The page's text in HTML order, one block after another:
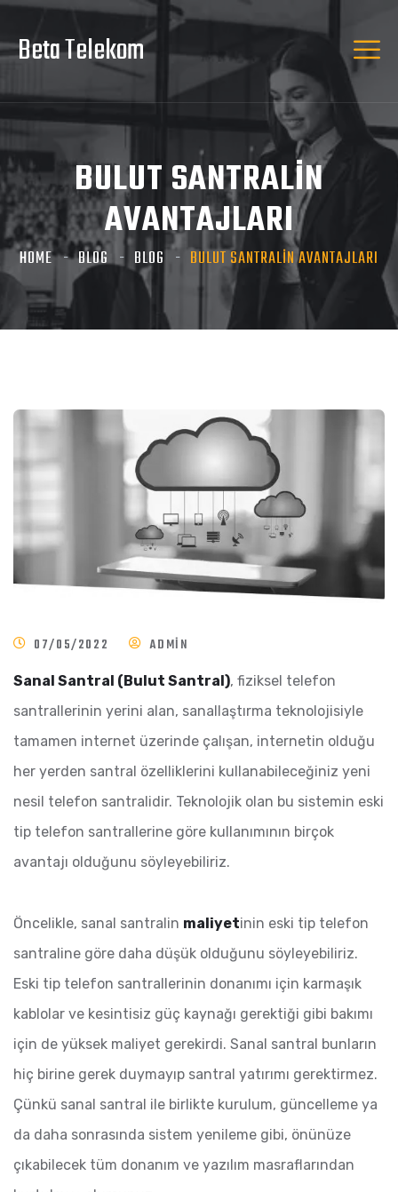
Beta Telekom
BULUT SANTRALİN
AVANTAJLARI
HOME BLOG BLOG BULUT SANTRALİN AVANTAJLARI
07/05/2022 ADMIN
Sanal Santral (Bulut Santral), fiziksel telefon
santrallerinin yerini alan, sanallaştırma teknolojisiyle
tamamen internet üzerinde çalışan, internetin olduğu
her yerden santral özelliklerini kullanabileceğiniz yeni
nesil telefon santralidir. Teknolojik olan bu sistemin eski
tip telefon santrallerine göre kullanımının birçok
avantajı olduğunu söyleyebiliriz.
Öncelikle, sanal santralin maliyetinin eski tip telefon
santraline göre daha düşük olduğunu söyleyebiliriz.
Eski tip telefon santrallerinin donanımı için karmaşık
kablolar ve kesintisiz güç kaynağı gerektiği gibi bakımı
için de yüksek maliyet gerekirdi. Sanal santral bunların
hiç birine gerek duymayıp santral yatırımı gerektirmez.
Çünkü sanal santral ile birlikte kurulum, güncelleme ya
da daha sonrasında sistem yenileme gibi, önünüze
çıkabilecek tüm donanım ve yazılım masraflarından